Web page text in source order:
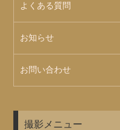
よくある質問
お知らせ
お問い合わせ
撮影メニュー